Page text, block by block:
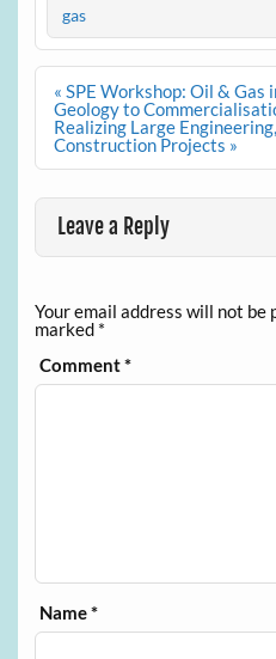
gas
Post
navigation
« SPE Workshop: Oil & Gas
Geology to
Realizing Large
Construction Projects »
Leave a Reply
Your email address will not be
marked *
Comment*
Name*